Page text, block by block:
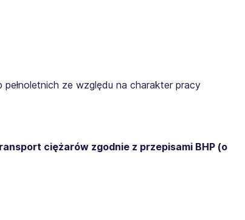
ze względu na charakter pracy
ciężarów zgodnie z przepisami BHP (o